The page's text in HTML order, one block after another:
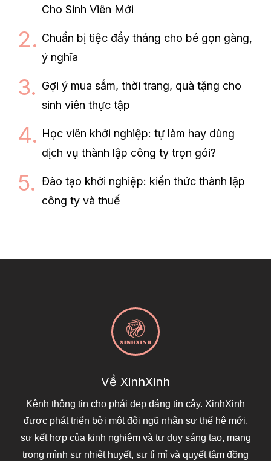
Cho Sinh Viên Mới
Chuẩn bị tiệc đầy tháng cho bé gọn gàng,
ý nghĩa
Gợi ý mua sắm, thời trang, quà tặng cho
sinh viên thực tập
Học viên khởi nghiệp: tự làm hay dùng
dịch vụ thành lập công ty trọn gói?
Đào tạo khởi nghiệp: kiến thức thành lập
công ty và thuế
Về XinhXinh
Kênh thông tin cho phái đẹp đáng tin cậy. XinhXinh
được phát triển bởi một đội ngũ nhân sự thế hệ mới,
sự kết hợp của kinh nghiệm và tư duy sáng tạo, mang
trong mình sự nhiệt huyết, sự tỉ mỉ và quyết tâm đồng